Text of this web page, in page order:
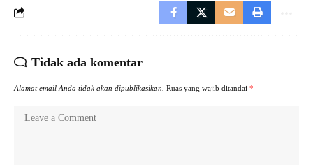
Tidak ada komentar
Alamat email Anda tidak akan dipublikasikan. Ruas yang wajib ditandai *